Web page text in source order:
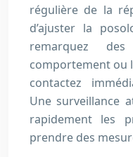
régulière de la
d’ajuster la
remarquez
comportement ou
contactez
Une surveillance
rapidement les
prendre des